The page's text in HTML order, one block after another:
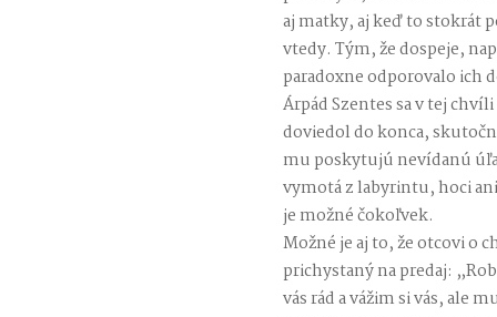
aj matky, aj keď to stokrát
vtedy. Tým, že dospeje,
paradoxne odporovalo ich
Árpád Szentes sa v tej
doviedol do konca,
mu poskytujú nevídanú
vymotá z labyrintu, hoci
je možné čokoľvek.
Možné je aj to, že otcovi o
prichystaný na predaj:
vás rád a vážim si vás, ale